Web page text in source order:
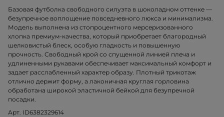
Базовая футболка свободного силуэта в шоколадном оттенке —
безупречное воплощение повседневного люкса и минимализма.
Модель выполнена из стопроцентного мерсеризованного
хлопка премиум-качества, который приобретает благородный
шелковистый блеск, особую гладкость и повышенную
прочность. Свободный крой со спущенной линией плеча и
удлиненными рукавами обеспечивает максимальный комфорт и
задает расслабленный характер образу. Плотный трикотаж
отлично держит форму, а лаконичная круглая горловина
обработана широкой эластичной бейкой для безупречной
посадки.
Арт. ID6382329614